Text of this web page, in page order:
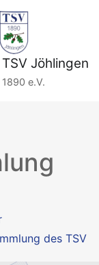
TSV Jöhlingen
1890 e.V.
des TSV